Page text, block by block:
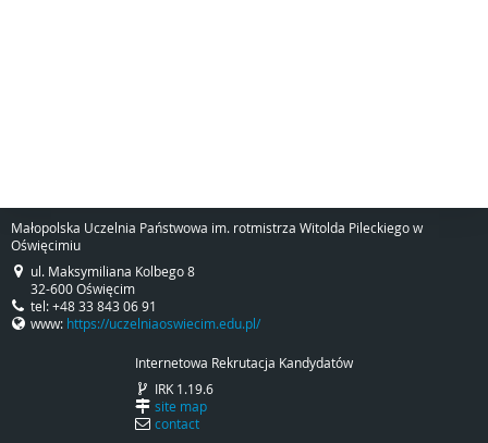
Małopolska Uczelnia Państwowa im. rotmistrza Witolda Pileckiego w
Oświęcimiu
ul. Maksymiliana Kolbego 8
32-600 Oświęcim
tel: +48 33 843 06 91
www: https://uczelniaoswiecim.edu.pl/
Internetowa Rekrutacja Kandydatów
IRK 1.19.6
site map
contact